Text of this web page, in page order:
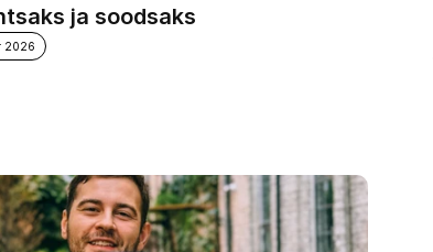
ja soodsaks
2026